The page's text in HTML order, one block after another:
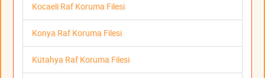
Kocaeli Raf Koruma Filesi
Konya Raf Koruma Filesi
Kütahya Raf Koruma Filesi